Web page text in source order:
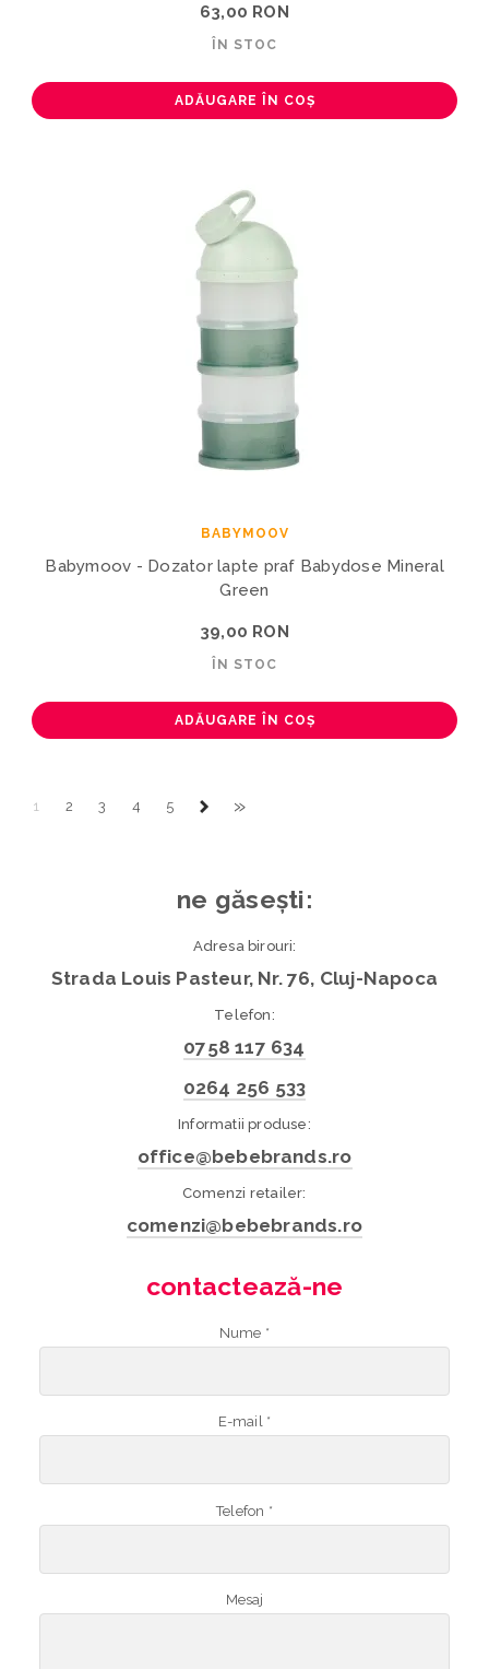
63,00 RON
ÎN STOC
ADĂUGARE ÎN COȘ
BABYMOOV
Babymoov - Dozator lapte praf Babydose Mineral
Green
39,00 RON
ÎN STOC
ADĂUGARE ÎN COȘ
1 2 3 4 5 »
ne găsești:
Adresa birouri:
Strada Louis Pasteur, Nr. 76, Cluj-Napoca
Telefon:
0758 117 634
0264 256 533
Informatii produse:
office@bebebrands.ro
Comenzi retailer:
comenzi@bebebrands.ro
contactează-ne
Nume *
E-mail *
Telefon *
Mesaj